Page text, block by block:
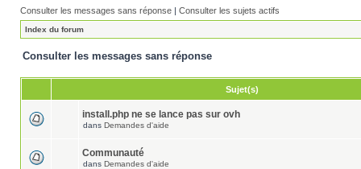
Consulter les messages sans réponse | Consulter les sujets actifs
Index du forum
Consulter les messages sans réponse
Sujet(s)
install.php ne se lance pas sur ovh
dans Demandes d'aide
Communauté
dans Demandes d'aide